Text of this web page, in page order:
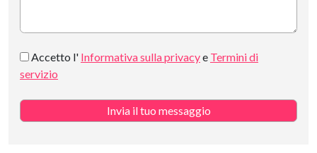
Accetto l' Informativa sulla privacye Termini di
servizio